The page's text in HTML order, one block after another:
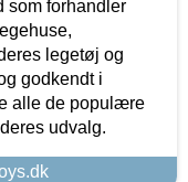
som forhandler
legetøj og
godkendt i
alle de populære
udvalg.